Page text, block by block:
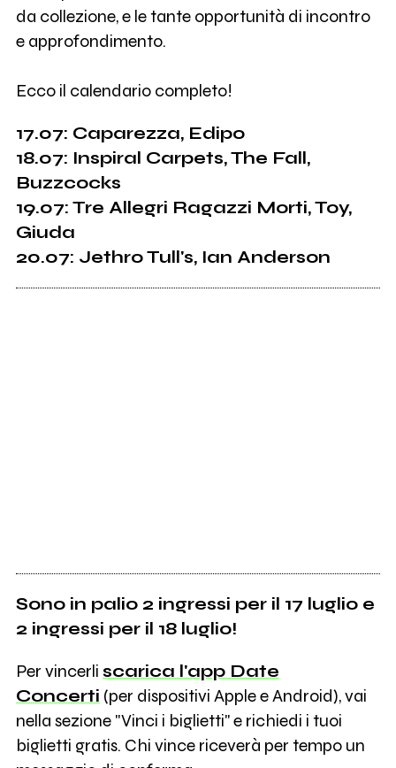
da collezione, e le tante opportunità di incontro
e approfondimento.
Ecco il calendario completo!
17.07: Caparezza, Edipo
18.07: Inspiral Carpets, The Fall,
Buzzcocks
19.07: Tre Allegri Ragazzi Morti, Toy,
Giuda
20.07: Jethro Tull's, Ian Anderson
Sono in palio 2 ingressi per il 17 luglio e
2 ingressi per il 18 luglio!
Per vincerli scarica l'app Date
Concerti (per dispositivi Apple e Android), vai
nella sezione "Vinci i biglietti" e richiedi i tuoi
biglietti gratis. Chi vince riceverà per tempo un